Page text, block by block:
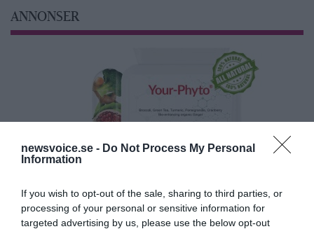
newsvoice.se - Do Not Process My Personal
Information
If you wish to opt-out of the sale, sharing to third parties, or
processing of your personal or sensitive information for
targeted advertising by us, please use the below opt-out
ANNONSER